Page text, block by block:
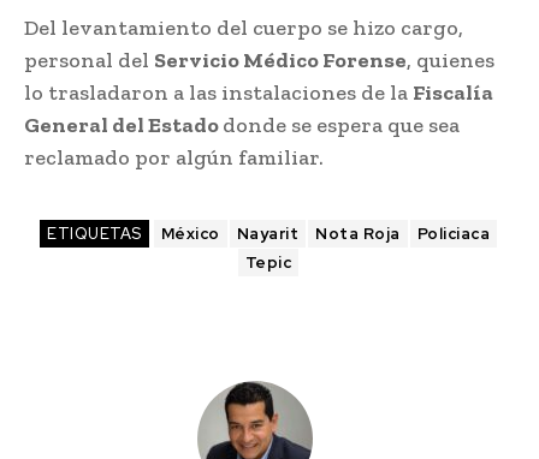
Del levantamiento del cuerpo se hizo cargo,
personal del Servicio Médico Forense, quienes
lo trasladaron a las instalaciones de la Fiscalía
General del Estadodonde se espera que sea
reclamado por algún familiar.
ETIQUETAS México Nayarit Nota Roja
Policiaca
Tepic